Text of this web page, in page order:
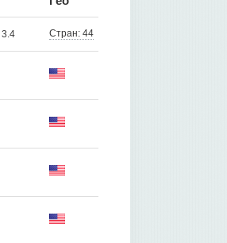
3.4 Стран: 44